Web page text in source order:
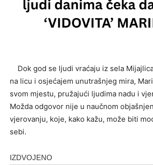
Dok god se ljudi vraćaju iz sela
na licu i osjećajem unutrašnjeg mira,
svom mjestu, pružajući ljudima nadu i
Možda odgovor nije u naučnom
vjerovanju, koje, kako kažu, može biti
sebi.